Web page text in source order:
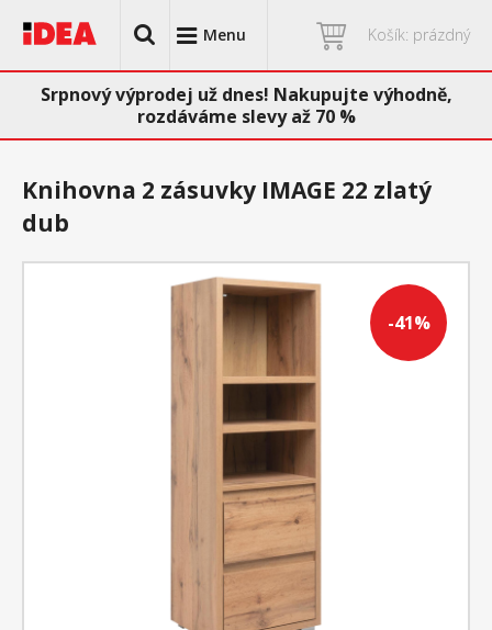
Menu Košík: prázdný
Srpnový výprodej už dnes! Nakupujte výhodně,
rozdáváme slevy až 70 %
-41%
Knihovna 2 zásuvky IMAGE 22 zlatý
dub